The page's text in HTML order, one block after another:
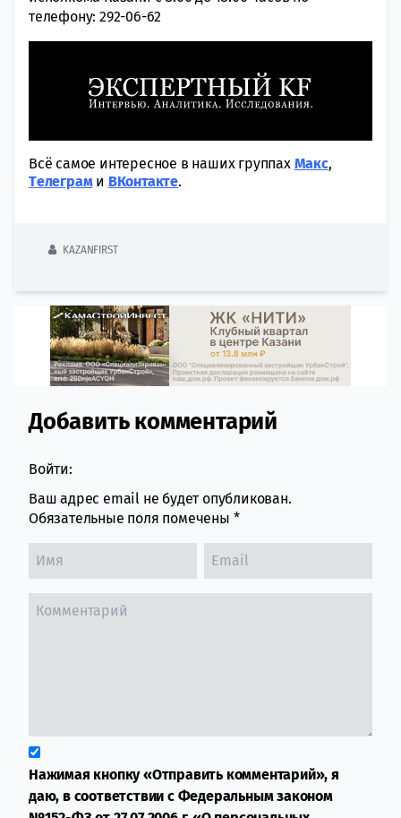
телефону: 292-06-62
Всё самое интересное в наших группах Макс,
Tелеграми ВКонтакте.
KAZANFIRST
Comment section
Добавить комментарий
Войти:
Ваш адрес email не будет опубликован.
Обязательные поля помечены *
Нажимая кнопку «Отправить комментарий», я
даю, в соответствии с Федеральным законом